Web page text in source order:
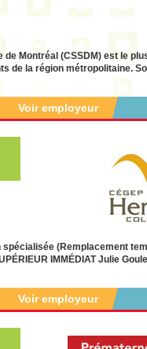
Montréal (CSSDM) est le
de la région métropolitaine.
Voir employeur
spécialisée (Remplacement
IMMÉDIAT Julie
Voir employeur